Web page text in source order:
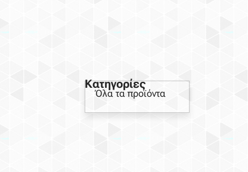
Κατηγορίες
Όλα τα προϊόντα